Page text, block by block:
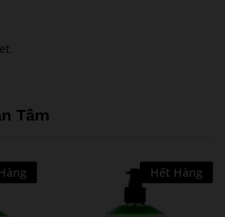
Tâm
Hết Hàng